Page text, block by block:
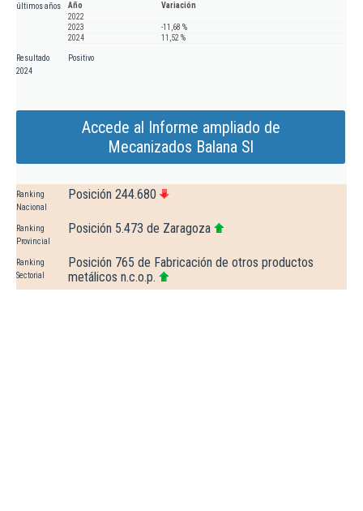
últimos años
Año
Variación
2022
2023
-11,68 %
2024
11,52 %
Resultado
2024
Positivo
Accede al Informe ampliado de
Mecanizados Balana Sl
Ranking
Nacional
Posición 244.680
Ranking
Provincial
Posición 5.473 de Zaragoza
Ranking
Sectorial
Posición 765 de Fabricación de otros productos
metálicos n.c.o.p.